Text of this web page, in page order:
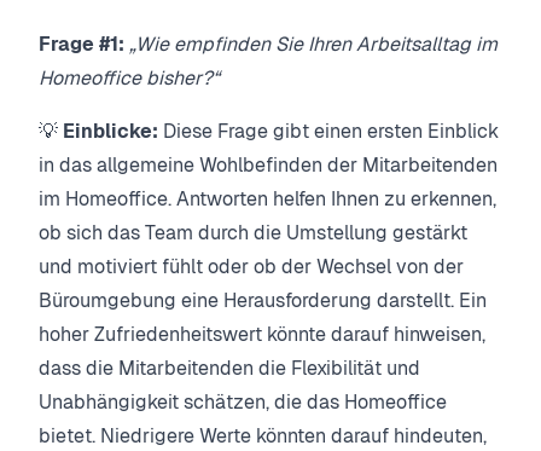
Frage #1: „Wie empfinden Sie Ihren Arbeitsalltag im
Homeoffice bisher?“
💡 Einblicke: Diese Frage gibt einen ersten Einblick
in das allgemeine Wohlbefinden der Mitarbeitenden
im Homeoffice. Antworten helfen Ihnen zu erkennen,
ob sich das Team durch die Umstellung gestärkt
und motiviert fühlt oder ob der Wechsel von der
Büroumgebung eine Herausforderung darstellt. Ein
hoher Zufriedenheitswert könnte darauf hinweisen,
dass die Mitarbeitenden die Flexibilität und
Unabhängigkeit schätzen, die das Homeoffice
bietet. Niedrigere Werte könnten darauf hindeuten,